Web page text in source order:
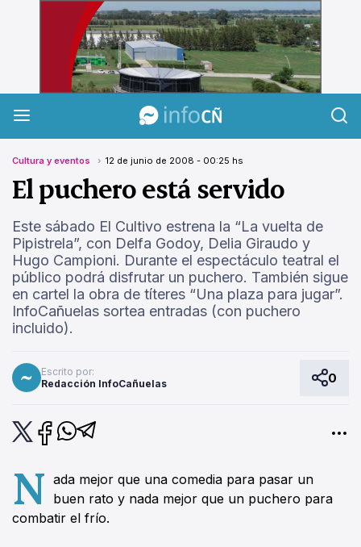
InfoCañuelas
Cultura y eventos 12 de junio de 2008 - 00:25 hs
El puchero está servido
Este sábado El Cultivo estrena la “La vuelta de
Pipistrela”, con Delfa Godoy, Delia Giraudo y
Hugo Campioni. Durante el espectáculo teatral el
público podrá disfrutar un puchero. También sigue
en cartel la obra de títeres “Una plaza para jugar”.
InfoCañuelas sortea entradas (con puchero
incluido).
Escrito por:
Redacción InfoCañuelas
0
N ada mejor que una comedia para pasar un
buen rato y nada mejor que un puchero para
combatir el frío.